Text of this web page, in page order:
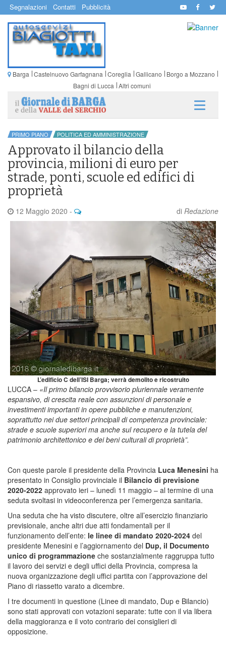
Segnalazioni Contatti Pubblicità
Barga Castelnuovo Garfagnana Coreglia Gallicano
Borgo a Mozzano
Bagni di Lucca Altri comuni
PRIMO PIANO POLITICA ED AMMINISTRAZIONE
Approvato il bilancio della
provincia, milioni di euro per
strade, ponti, scuole ed edifici di
proprietà
12 Maggio 2020 - di Redazione
L’edificio C dell’ISI Barga; verrà demolito e ricostruito
LUCCA – «Il primo bilancio provvisorio pluriennale veramente
espansivo, di crescita reale con assunzioni di personale e
investimenti importanti in opere pubbliche e manutenzioni,
soprattutto nei due settori principali di competenza provinciale:
strade e scuole superiori ma anche sul recupero e la tutela del
patrimonio architettonico e dei beni culturali di proprietà”.
Con queste parole il presidente della Provincia Luca Menesini ha
presentato in Consiglio provinciale il Bilancio di previsione
2020-2022 approvato ieri – lunedì 11 maggio – al termine di una
seduta svoltasi in videoconferenza per l’emergenza sanitaria.
Una seduta che ha visto discutere, oltre all’esercizio finanziario
previsionale, anche altri due atti fondamentali per il
funzionamento dell’ente: le linee di mandato 2020-2024 del
presidente Menesini e l’aggiornamento del Dup, il Documento
unico di programmazione che sostanzialmente raggruppa tutto
il lavoro dei servizi e degli uffici della Provincia, compresa la
nuova organizzazione degli uffici partita con l’approvazione del
Piano di riassetto varato a dicembre.
I tre documenti in questione (Linee di mandato, Dup e Bilancio)
sono stati approvati con votazioni separate: tutte con il via libera
della maggioranza e il voto contrario dei consiglieri di
opposizione.